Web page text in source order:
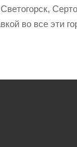
во все эти